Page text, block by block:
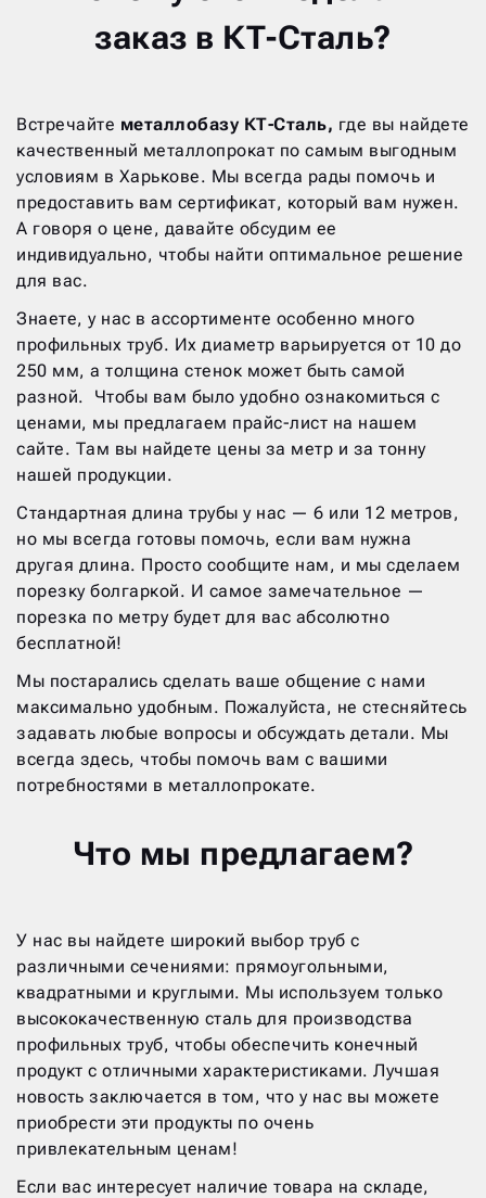
заказ в КТ-Сталь?
Встречайте металлобазу КТ-Сталь, где вы найдете
качественный металлопрокат по самым выгодным
условиям в Харькове. Мы всегда рады помочь и
предоставить вам сертификат, который вам нужен.
А говоря о цене, давайте обсудим ее
индивидуально, чтобы найти оптимальное решение
для вас.
Знаете, у нас в ассортименте особенно много
профильных труб. Их диаметр варьируется от 10 до
250 мм, а толщина стенок может быть самой
разной. Чтобы вам было удобно ознакомиться с
ценами, мы предлагаем прайс-лист на нашем
сайте. Там вы найдете цены за метр и за тонну
нашей продукции.
Стандартная длина трубы у нас — 6 или 12 метров,
но мы всегда готовы помочь, если вам нужна
другая длина. Просто сообщите нам, и мы сделаем
порезку болгаркой. И самое замечательное —
порезка по метру будет для вас абсолютно
бесплатной!
Мы постарались сделать ваше общение с нами
максимально удобным. Пожалуйста, не стесняйтесь
задавать любые вопросы и обсуждать детали. Мы
всегда здесь, чтобы помочь вам с вашими
потребностями в металлопрокате.
Что мы предлагаем?
У нас вы найдете широкий выбор труб с
различными сечениями: прямоугольными,
квадратными и круглыми. Мы используем только
высококачественную сталь для производства
профильных труб, чтобы обеспечить конечный
продукт с отличными характеристиками. Лучшая
новость заключается в том, что у нас вы можете
приобрести эти продукты по очень
привлекательным ценам!
Если вас интересует наличие товара на складе,